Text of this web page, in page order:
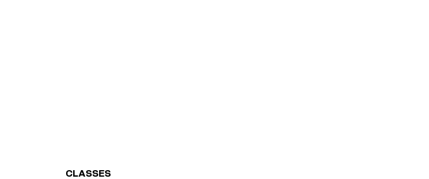
CLASSES